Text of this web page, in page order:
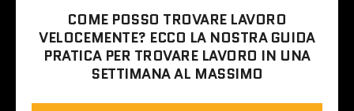
COME POSSO TROVARE LAVORO
VELOCEMENTE? ECCO LA NOSTRA GUIDA
PRATICA PER TROVARE LAVORO IN UNA
SETTIMANA AL MASSIMO